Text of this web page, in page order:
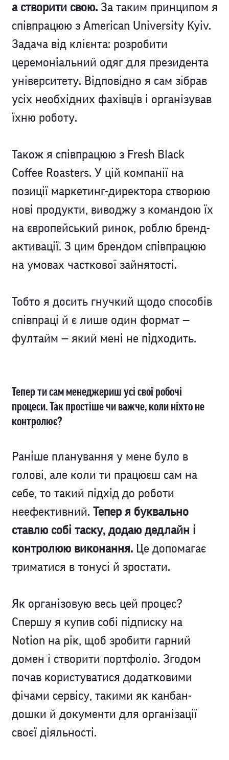
а створити свою.За таким принципом я
співпрацюю з American University Kyiv.
Задача від клієнта: розробити
церемоніальний одяг для президента
університету. Відповідно я сам зібрав
усіх необхідних фахівців і організував
їхню роботу.
Також я співпрацюю з Fresh Black
Coffee Roasters. У цій компанії на
позиції маркетинг-директора створюю
нові продукти, виводжу з командою їх
на європейський ринок, роблю бренд-
активації. З цим брендом співпрацюю
на умовах часткової зайнятості.
Тобто я досить гнучкий щодо способів
співпраці й є лише один формат —
фултайм — який мені не підходить.
Тепер ти сам менеджериш усі свої робочі
процеси. Так простіше чи важче, коли ніхто не
контролює?
Раніше планування у мене було в
голові, але коли ти працюєш сам на
себе, то такий підхід до роботи
неефективний. Тепер я буквально
ставлю собі таску, додаю дедлайн і
контролюю виконання.Це допомагає
триматися в тонусі й зростати.
Як організовую весь цей процес?
Спершу я купив собі підписку на
Notion на рік, щоб зробити гарний
домен і створити портфоліо. Згодом
почав користуватися додатковими
фічами сервісу, такими як канбан-
дошки й документи для організації
своєї діяльності.